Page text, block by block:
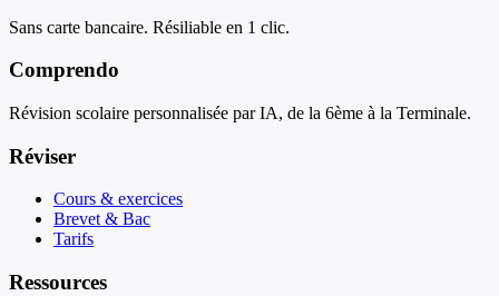
Sans carte bancaire. Résiliable en 1 clic.
Comprendo
Révision scolaire personnalisée par IA, de la 6ème à la Terminale.
Réviser
Cours & exercices
Brevet & Bac
Tarifs
Ressources